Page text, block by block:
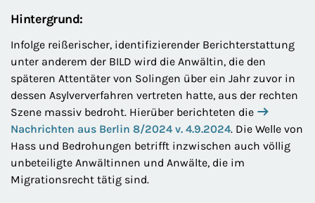
Hintergrund:
Infolge reißerischer, identifizierender Berichterstattung
unter anderem der BILD wird die Anwältin, die den
späteren Attentäter von Solingen über ein Jahr zuvor in
dessen Asylververfahren vertreten hatte, aus der rechten
Szene massiv bedroht. Hierüber berichteten die
Nachrichten aus Berlin 8/2024 v. 4.9.2024. Die Welle von
Hass und Bedrohungen betrifft inzwischen auch völlig
unbeteiligte Anwältinnen und Anwälte, die im
Migrationsrecht tätig sind.